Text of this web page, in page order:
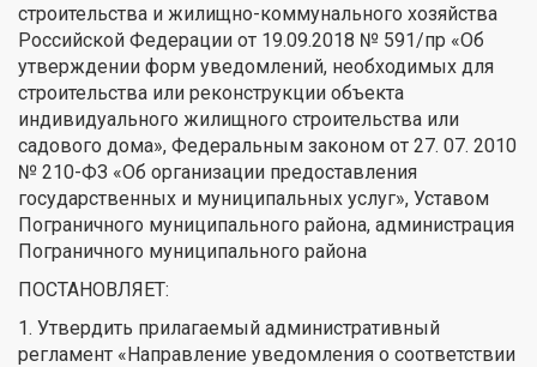
строительства и жилищно-коммунального хозяйства
Российской Федерации от 19.09.2018 № 591/пр «Об
утверждении форм уведомлений, необходимых для
строительства или реконструкции объекта
индивидуального жилищного строительства или
садового дома», Федеральным законом от 27. 07. 2010
№ 210-ФЗ «Об организации предоставления
государственных и муниципальных услуг», Уставом
Пограничного муниципального района, администрация
Пограничного муниципального района
ПОСТАНОВЛЯЕТ:
1. Утвердить прилагаемый административный
регламент «Направление уведомления о соответствии